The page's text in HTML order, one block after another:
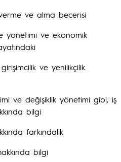
ve alma becerisi
yönetimi ve ekonomik
ve yenilikçilik
ve değişiklik yönetimi gibi, iş
bilgi
farkındalık
bilgi